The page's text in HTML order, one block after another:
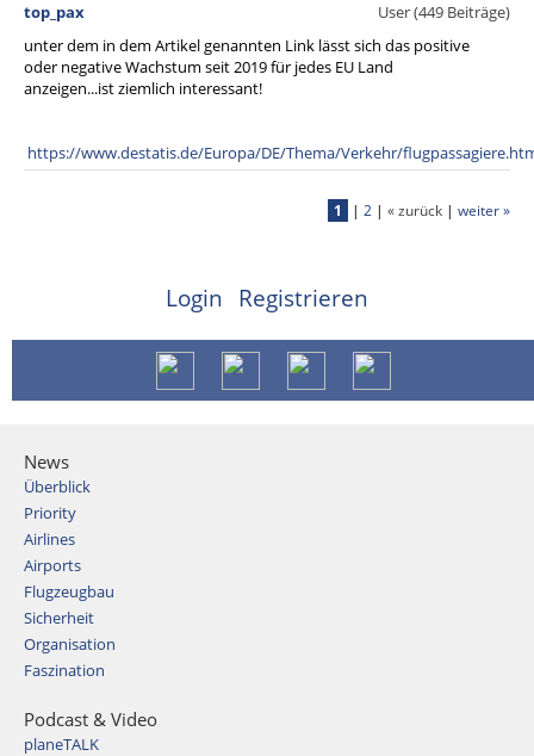
top_pax
User (449 Beiträge)
unter dem in dem Artikel genannten Link lässt sich das positive
oder negative Wachstum seit 2019 für jedes EU Land
anzeigen...ist ziemlich interessant!
https://www.destatis.de/Europa/DE/Thema/Verkehr/
1 | 2 | « zurück | weiter »
Login Registrieren
News
Überblick
Priority
Airlines
Airports
Flugzeugbau
Sicherheit
Organisation
Faszination
Podcast & Video
planeTALK